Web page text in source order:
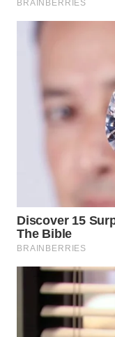
WN
DANAU
NIAS
TAPANULI
SELATAN
WN
TANJUNG
LESUNG
WN